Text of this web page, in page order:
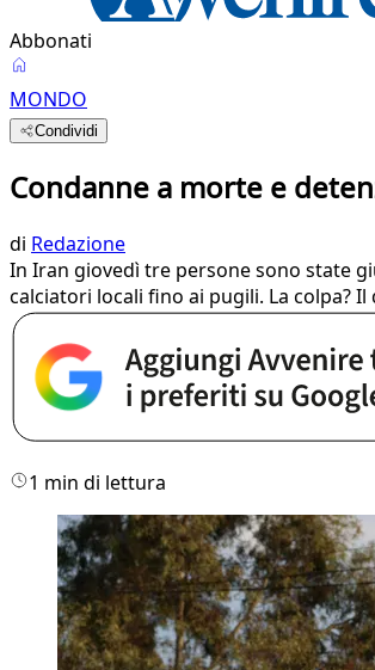
Abbonati
MONDO
Condividi
Condanne a morte e
di Redazione
In Iran giovedì tre persone sono state
calciatori locali fino ai pugili. La colpa?
1 min di lettura